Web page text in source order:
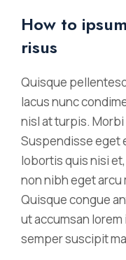
How to
risus
Quisque
lacus nunc
nisl at turpis.
Suspendisse eget
lobortis quis nisi
non nibh eget arcu
Quisque congue
ut accumsan
semper suscipit